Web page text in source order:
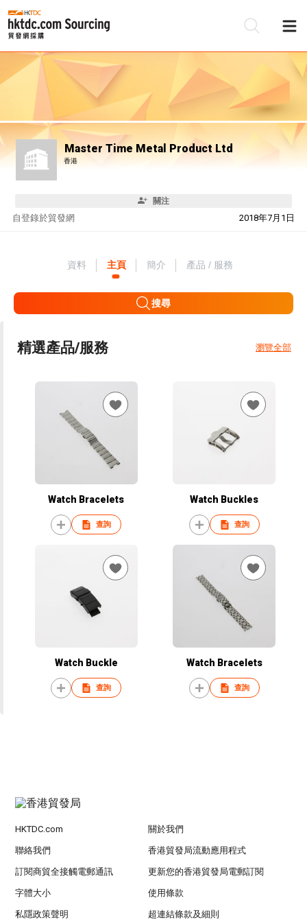
Master Time Metal Product Ltd
香港
關注
自 2018年7月1日
登錄於貿發網
資料 主頁 簡介 產品 / 服務
搜尋
精選產品/服務 瀏覽全部
Watch Bracelets
查詢
Watch Buckles
查詢
Watch Buckle
查詢
Watch Bracelets
查詢
HKTDC.com 關於我們
聯絡我們 香港貿發局流動應用程式
訂閱商貿全接觸電郵通訊 更新您的香港貿發局電郵訂閱
字體大小 使用條款
私隱政策聲明 超連結條款及細則